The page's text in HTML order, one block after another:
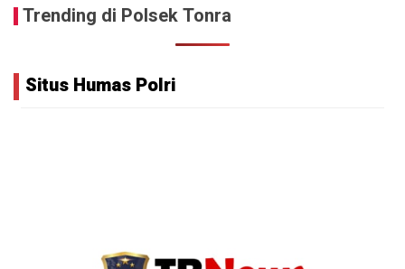
Trending di Polsek Tonra
Situs Humas Polri